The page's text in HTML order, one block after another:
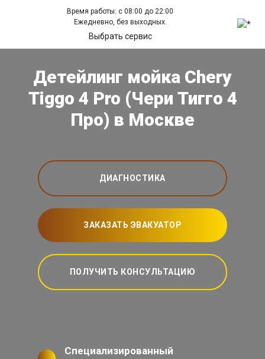
Время работы: с 08:00 до 22:00
Ежедневно, без выходных.
Выбрать сервис
Детейлинг мойка Chery
Tiggo 4 Pro (Чери Тигго 4
Про) в Москве
ДИАГНОСТИКА
ЗАКАЗАТЬ ЭВАКУАТОР
ПОЛУЧИТЬ КОНСУЛЬТАЦИЮ
Специализированный